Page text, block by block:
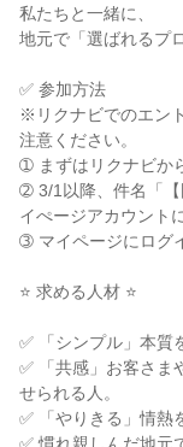
私たちと一緒に、
地元で「選ばれるプ
✅ 参加方法
※リクナビでのエン
注意ください。
➀ まずはリクナビか
➁ 3/1以降、件名「
イぺージアカウント
➂ マイページにログ
⭐ 求める人材 ⭐
✅ 「シンプル」本質
✅ 「共感」お客さま
せられる人。
✅ 「やりきる」情熱